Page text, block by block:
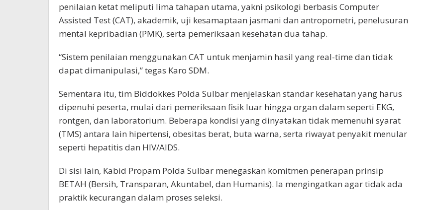
penilaian ketat meliputi lima tahapan utama, yakni psikologi berbasis Computer
Assisted Test (CAT), akademik, uji kesamaptaan jasmani dan antropometri, penelusuran
mental kepribadian (PMK), serta pemeriksaan kesehatan dua tahap.
“Sistem penilaian menggunakan CAT untuk menjamin hasil yang real-time dan tidak
dapat dimanipulasi,” tegas Karo SDM.
Sementara itu, tim Biddokkes Polda Sulbar menjelaskan standar kesehatan yang harus
dipenuhi peserta, mulai dari pemeriksaan fisik luar hingga organ dalam seperti EKG,
rontgen, dan laboratorium. Beberapa kondisi yang dinyatakan tidak memenuhi syarat
(TMS) antara lain hipertensi, obesitas berat, buta warna, serta riwayat penyakit menular
seperti hepatitis dan HIV/AIDS.
Di sisi lain, Kabid Propam Polda Sulbar menegaskan komitmen penerapan prinsip
BETAH (Bersih, Transparan, Akuntabel, dan Humanis). Ia mengingatkan agar tidak ada
praktik kecurangan dalam proses seleksi.